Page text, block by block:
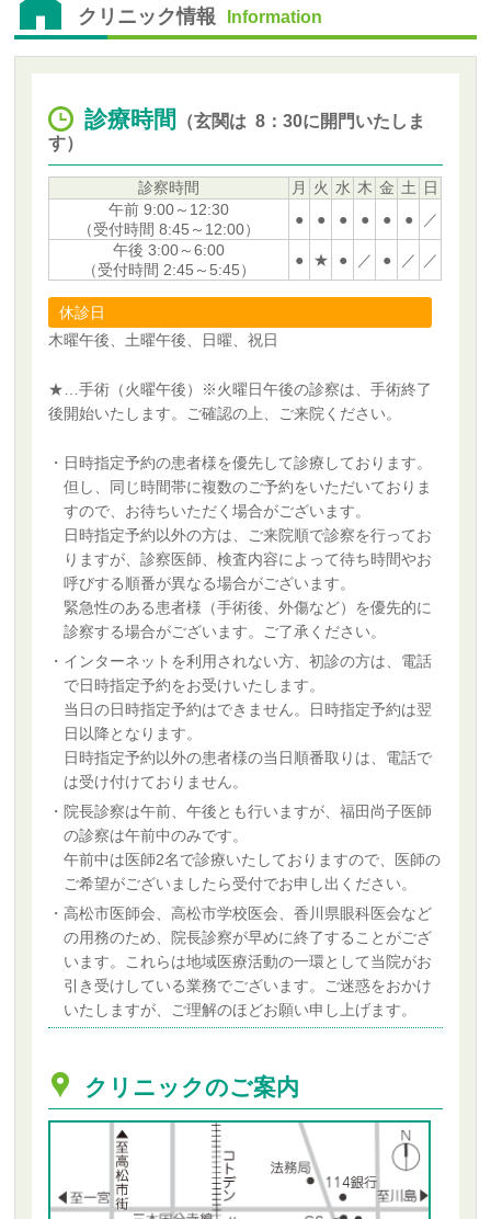
クリニック情報 Information
診療時間
（玄関は 8：30に開門いたしま
す）
診察時間 月 火 水 木 金 土
日
午前 9:00～12:30
（受付時間 8:45～12:00）
● ● ● ● ● ●
／
午後 3:00～6:00
（受付時間 2:45～5:45）
● ★ ● ／ ● ／ ／
休診日
木曜午後、土曜午後、日曜、祝日
★…手術（火曜午後）※火曜日午後の診察は、手術終了
後開始いたします。ご確認の上、ご来院ください。
・ 日時指定予約の患者様を優先して診療しております。
但し、同じ時間帯に複数のご予約をいただいておりま
すので、お待ちいただく場合がございます。
日時指定予約以外の方は、ご来院順で診察を行ってお
りますが、診察医師、検査内容によって待ち時間やお
呼びする順番が異なる場合がございます。
緊急性のある患者様（手術後、外傷など）を優先的に
診察する場合がございます。ご了承ください。
・インターネットを利用されない方、初診の方は、電話
で日時指定予約をお受けいたします。
当日の日時指定予約はできません。日時指定予約は翌
日以降となります。
日時指定予約以外の患者様の当日順番取りは、電話で
は受け付けておりません。
・院長診察は午前、午後とも行いますが、福田尚子医師
の診察は午前中のみです。
午前中は医師2名で診療いたしておりますので、医師の
ご希望がございましたら受付でお申し出ください。
・高松市医師会、高松市学校医会、香川県眼科医会など
の用務のため、院長診察が早めに終了することがござ
います。これらは地域医療活動の一環として当院がお
引き受けしている業務でございます。ご迷惑をおかけ
いたしますが、ご理解のほどお願い申し上げます。
クリニックのご案内